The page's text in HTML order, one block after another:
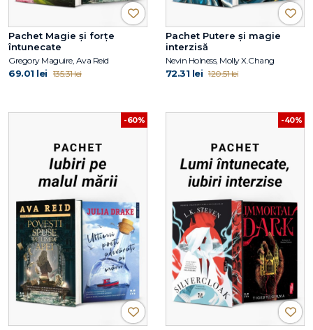
Pachet Magie și forțe
întunecate
Gregory Maguire, Ava Reid
69.01 lei 135.31 lei
Pachet Putere și magie
interzisă
Nevin Holness, Molly X.Chang
72.31 lei 120.51 lei
-60% -40%